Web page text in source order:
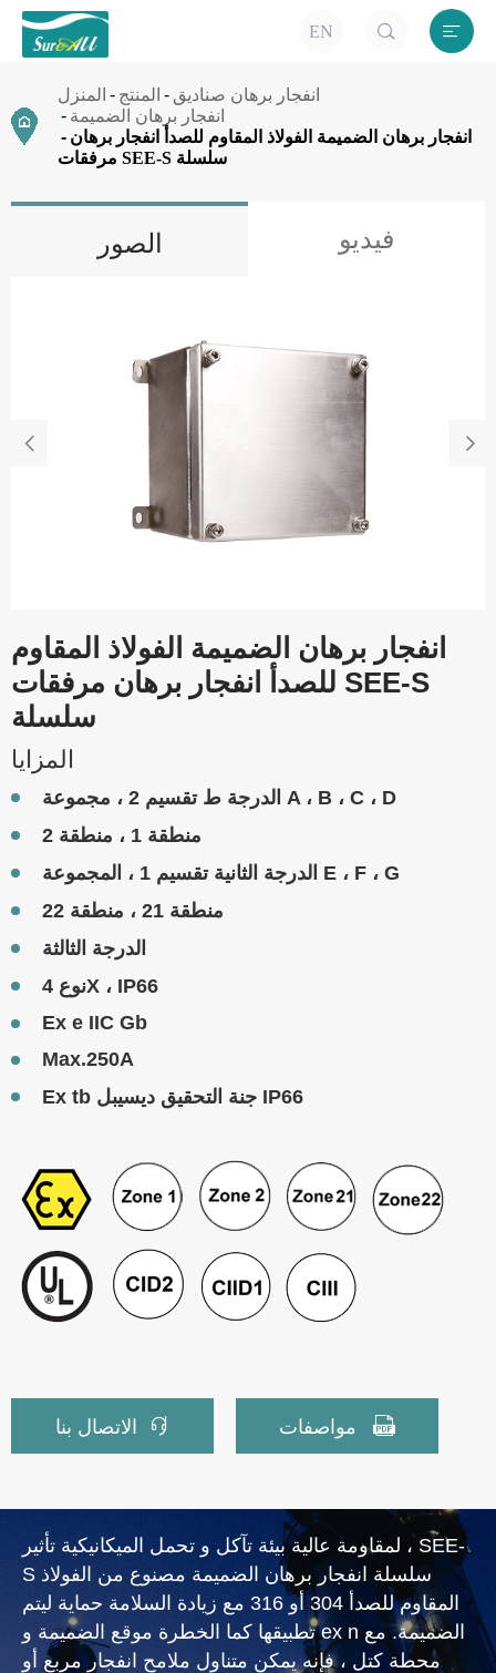
EN  
المنزل المنتج
انفجار برهان صناديق
انفجار برهان الضميمة
انفجار برهان الضميمة الفولاذ المقاوم للصدأ انفجار برهان
مرفقات SEE-S سلسلة
الصور فيديو
 
انفجار برهان الضميمة الفولاذ المقاوم
للصدأ انفجار برهان مرفقات SEE-S
سلسلة
المزايا
الدرجة ط تقسيم 2 ، مجموعة A ، B ، C ، D
منطقة 1 ، منطقة 2
الدرجة الثانية تقسيم 1 ، المجموعة E ، F ، G
منطقة 21 ، منطقة 22
الدرجة الثالثة
نوع 4X ، IP66
Ex e IIC Gb
Max.250A
Ex tb جنة التحقيق ديسيبل IP66
الاتصال بنا  
لمقاومة عالية بيئة تآكل و تحمل الميكانيكية تأثير ، SEE-
S سلسلة انفجار برهان الضميمة مصنوع من الفولاذ
المقاوم للصدأ 304 أو 316 مع زيادة السلامة حماية ليتم
تطبيقها كما الخطرة موقع الضميمة و ex n الضميمة. مع
محطة كتل ، فإنه يمكن متناول ملامح انفجار مربع أو